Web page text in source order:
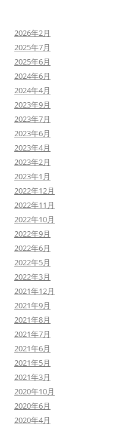
2026年2月
2025年7月
2025年6月
2024年6月
2024年4月
2023年9月
2023年7月
2023年6月
2023年4月
2023年2月
2023年1月
2022年12月
2022年11月
2022年10月
2022年9月
2022年6月
2022年5月
2022年3月
2021年12月
2021年9月
2021年8月
2021年7月
2021年6月
2021年5月
2021年3月
2020年10月
2020年6月
2020年4月